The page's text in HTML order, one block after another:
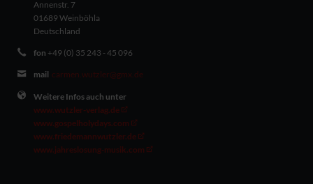
Annenstr. 7
01689 Weinböhla
Deutschland
fon +49 (0) 35 243 - 45 096
mail carmen.wutzler@gmx.de
Weitere Infos auch unter
www.wutzler-verlag.de
www.gospelholydays.com
www.friedemannwutzler.de
www.jahreslosung-musik.com